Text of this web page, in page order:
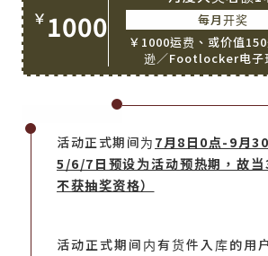
￥ 1000
每月开奖
￥1000运费、或价值
逊／Footlocker电子
活动正式期间为 7月8日0点-9月
5/6/7日预设为活动预热期，故当
不获抽奖资格）
活动正式期间内有货件入库的用